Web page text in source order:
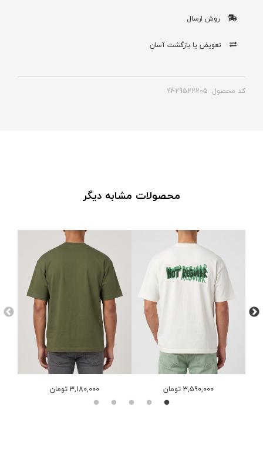
روش ارسال
تعویض یا بازگشت آسان
کد محصول: 2429522205
محصولات مشابه دیگر
3,180,000 تومان 3,590,000 تومان